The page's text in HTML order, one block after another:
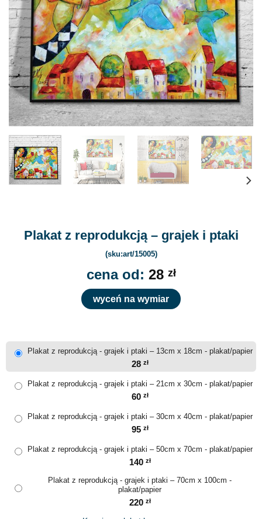
Plakat z reprodukcją – grajek i ptaki
(sku:art/15005)
cena od: 28 zł
wyceń na wymiar
Plakat z reprodukcją - grajek i ptaki – 13cm x 18cm - plakat/papier
28 zł
Plakat z reprodukcją - grajek i ptaki – 21cm x 30cm - plakat/papier
60 zł
Plakat z reprodukcją - grajek i ptaki – 30cm x 40cm - plakat/papier
95 zł
Plakat z reprodukcją - grajek i ptaki – 50cm x 70cm - plakat/papier
140 zł
Plakat z reprodukcją - grajek i ptaki – 70cm x 100cm -
plakat/papier
220 zł